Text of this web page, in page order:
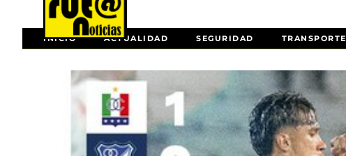
INICIO ACTUALIDAD SEGURIDAD TRANSPORTE